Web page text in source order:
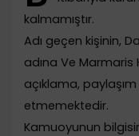
kalmamıştır.
Adı geçen kişinin,
adına Ve
açıklama,
etmemektedir.
Kamuoyunun